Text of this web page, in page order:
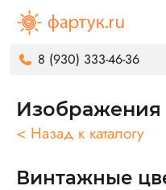
8 (930) 333-46-36
Изображения
< Назад к каталогу
Винтажные